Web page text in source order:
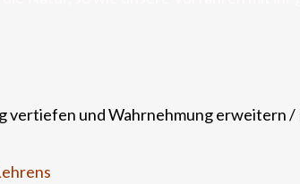
und Wahrnehmung erweitern /